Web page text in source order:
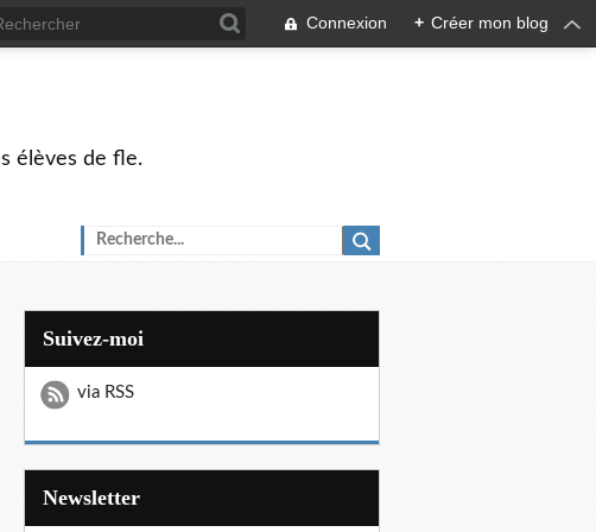
Connexion + Créer mon blog
élèves de fle.
Suivez-moi
via RSS
Newsletter